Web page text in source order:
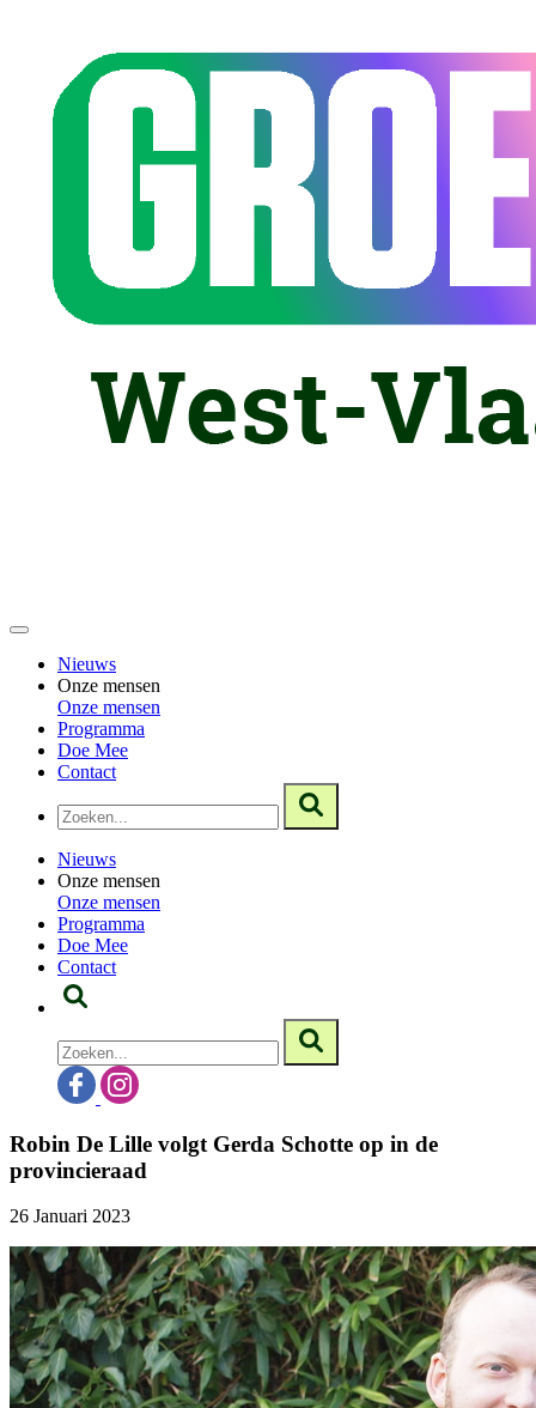
Nieuws
Onze mensen
Onze mensen
Programma
Doe Mee
Contact
Nieuws
Onze mensen
Onze mensen
Programma
Doe Mee
Contact
Robin De Lille volgt Gerda Schotte op in de
provincieraad
26 Januari 2023